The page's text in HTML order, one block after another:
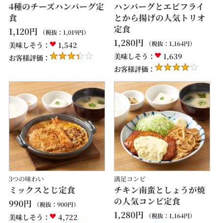
4種のチーズハンバーグ定
食
1,120円 （税抜： 1,019円）
美味しそう：
1,542
お客様評価：
ハンバーグとエビフライ
とから揚げの人気トリオ
定食
1,280円 （税抜： 1,164円）
美味しそう：
1,639
お客様評価：
3つの味わい
ミックスとじ定食
990円 （税抜： 900円）
美味しそう：
4,722
満足コンビ
チキン南蛮としょうが焼
の人気コンビ定食
1,280円 （税抜： 1,164円）